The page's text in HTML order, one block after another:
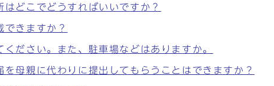
どこでどうすればいいですか？
きますか？
ださい。また、駐車場などはありますか。
母親に代わりに提出してもらうことはできますか？